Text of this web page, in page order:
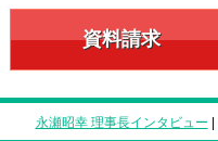
資料請求
永瀬昭幸 理事長インタビュー |